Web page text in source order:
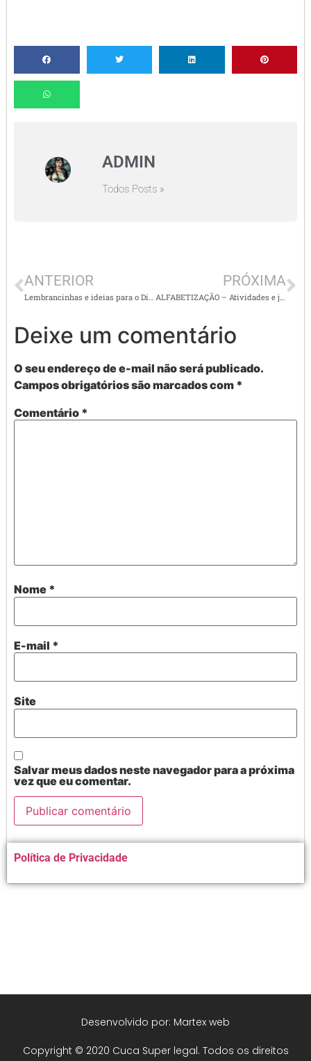
ADMIN
Todos Posts »
ANTERIOR PRÓXIMA
Deixe um comentário
O seu endereço de e-mail não será publicado.
Campos obrigatórios são marcados com *
Comentário *
Nome *
E-mail *
Site
Salvar meus dados neste navegador para a próxima
vez que eu comentar.
Alternative:
Política de Privacidade
Copyright © 2020 Cuca Super legal. Todos os direitos
Desenvolvido por: Martex web